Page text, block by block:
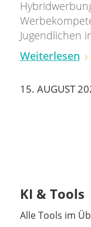
Jugendlichen
Weiterlesen
15. AUGUST
KI & Tools
Alle Tools im